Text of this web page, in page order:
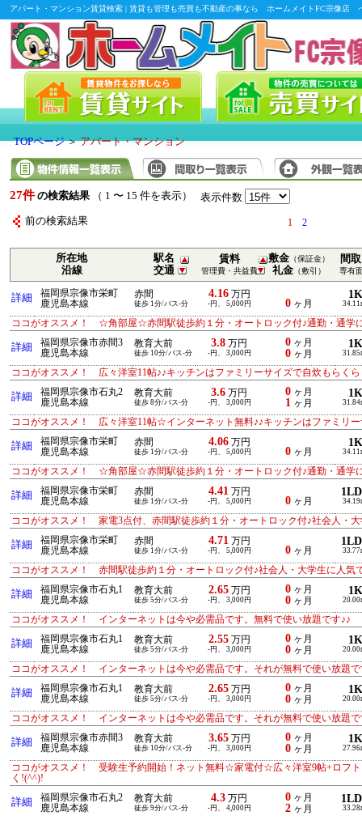
アパート・マンション賃貸検索 | 賃貸も管理も売買も不動産の事なら ホームメイトFC宗像店
TOPページ＞アパート・マンション
27件 の検索結果 （ 1 〜 15 件を表示） 表示件数
前の検索結果 1 2
所在地
沿線
駅名
交通
賃料
管理費・共益費
敷金（保証金）
礼金（敷引）
間
専有
詳細
福岡県宗像市栄町
鹿児島本線
赤間
徒歩 1分/バス-分
4.16万円
-円、 5,000円 0ヶ月
1K
ココがオススメ！ ☆角部屋☆赤間駅徒歩約１分・オートロック付♪通勤・通学
詳細
福岡県宗像市赤間3
鹿児島本線
教育大前
徒歩 10分/バス-分
3.8 万円
-円、 3,000円
0ヶ月
0ヶ月
1K
ココがオススメ！ 広々洋室11帖♪♪キッチンはファミリーサイズで自炊もらく
詳細
福岡県宗像市石丸2
鹿児島本線
教育大前
徒歩 8分/バス-分
3.6 万円
-円、 3,000円
0ヶ月
1 ヶ月
1K
ココがオススメ！ 広々洋室11帖☆インターネット無料♪♪キッチンはファミリ
詳細
福岡県宗像市栄町
鹿児島本線
赤間
徒歩 1分/バス-分
4.06万円
-円、 5,000円 0ヶ月
1K
ココがオススメ！ ☆角部屋☆赤間駅徒歩約１分・オートロック付♪通勤・通学
詳細
福岡県宗像市栄町
鹿児島本線
赤間
徒歩 1分/バス-分
4.41 万円
-円、 5,000円 0ヶ月
ココがオススメ！ 家電3点付、赤間駅徒歩約１分・オートロック付♪社会人・
詳細
福岡県宗像市栄町
鹿児島本線
赤間
徒歩 1分/バス-分
4.71 万円
-円、 5,000円 0ヶ月
ココがオススメ！ 赤間駅徒歩約１分・オートロック付♪社会人・大学生に人気
詳細
福岡県宗像市石丸1
鹿児島本線
教育大前
徒歩 5分/バス-分
2.65万円
-円、 3,000円
0ヶ月
0ヶ月
1K
ココがオススメ！ インターネットは今や必需品です。無料で使い放題です♪♪
詳細
福岡県宗像市石丸1
鹿児島本線
教育大前
徒歩 5分/バス-分
2.55万円
-円、 3,000円
0ヶ月
0ヶ月
1K
ココがオススメ！ インターネットは今や必需品です。それが無料で使い放題で
詳細
福岡県宗像市石丸1
鹿児島本線
教育大前
徒歩 5分/バス-分
2.65万円
-円、 3,000円
0ヶ月
0ヶ月
1K
ココがオススメ！ インターネットは今や必需品です。それが無料で使い放題で
詳細
福岡県宗像市赤間3
鹿児島本線
教育大前
徒歩 10分/バス-分
3.65万円
-円、 3,000円
0ヶ月
0ヶ月
1K
ココがオススメ！ 受験生予約開始！ネット無料☆家電付☆広々洋室9帖+ロフ
く!(^^)!
詳細
福岡県宗像市石丸2
鹿児島本線
教育大前
徒歩 9分/バス-分
4.3 万円
-円、 4,000円
0ヶ月
2ヶ月